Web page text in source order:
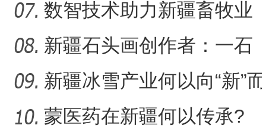
数智技术助力新疆畜牧业
走“新”路
新疆石头画创作者：一石
一画乐在其中
新疆冰雪产业何以向“新”而
行？
蒙医药在新疆何以传承?